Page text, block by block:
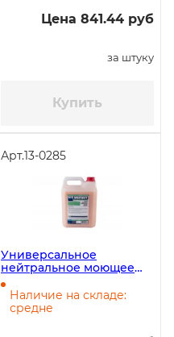
Цена 841.44 руб
за штуку
Купить
Арт.13-0285
Универсальное
нейтральное моющее
средство Мегают, 5
литров
Наличие на складе:
средне